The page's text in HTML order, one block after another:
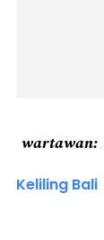
wartawan
Keliling Bali